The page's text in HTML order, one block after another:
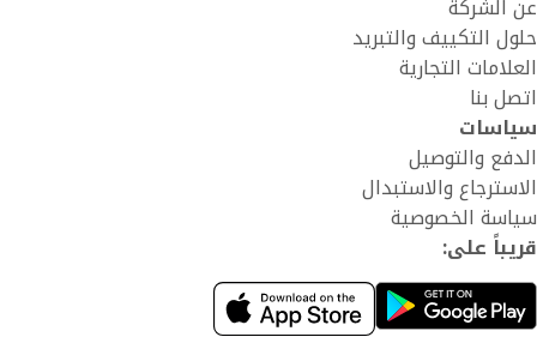
عن الشركة
حلول التكييف والتبريد
العلامات التجارية
اتصل بنا
سياسات
الدفع والتوصيل
الاسترجاع والاستبدال
سياسة الخصوصية
قريباً على: